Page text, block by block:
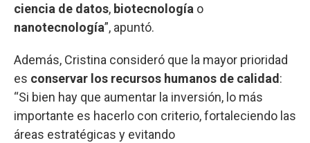
ciencia de datos, biotecnología o
nanotecnología”, apuntó.
Además, Cristina consideró que la mayor prioridad
es conservar los recursos humanos de calidad :
“Si bien hay que aumentar la inversión, lo más
importante es hacerlo con criterio, fortaleciendo las
áreas estratégicas y evitando